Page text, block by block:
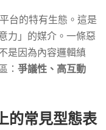
台的特有生態。這是
力」的媒介。一條惡
是因為內容邏輯縝
： 爭議性、高互動
的常見型態表